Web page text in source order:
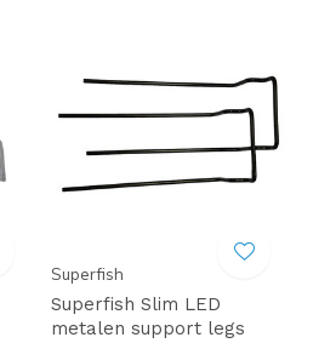
Superfish
Superfish Slim LED
metalen support legs